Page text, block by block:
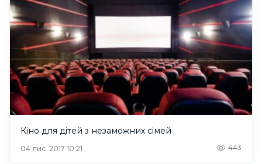
Кіно для дітей з незаможних сімей
04 лис. 2017 10:21 443